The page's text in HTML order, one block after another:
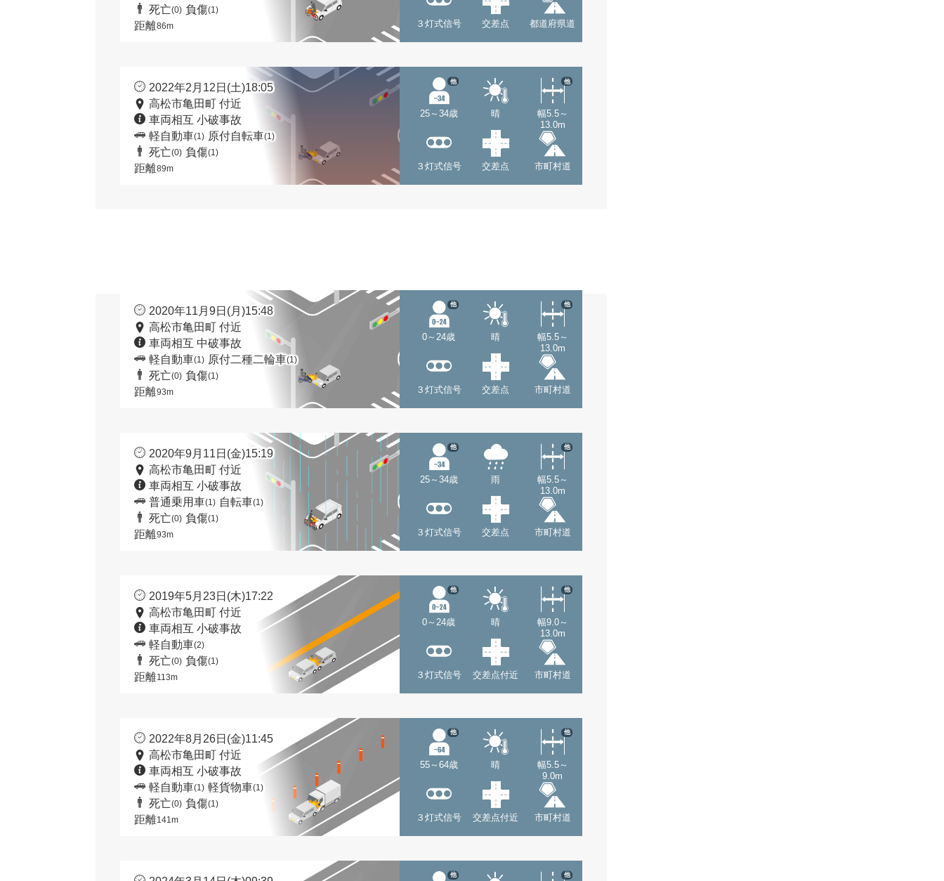
死亡(0) 負傷(1)
距離86m ３灯式信号 交差点 都道府県道
2022年2月12日(土)18:05
高松市亀田町 付近
車両相互 小破事故
軽自動車(1) 原付自転車(1)
死亡(0) 負傷(1)
距離89m
25～34歳
他
晴
幅5.5～
13.0m
他
３灯式信号 交差点 市町村道
2020年11月9日(月)15:48
高松市亀田町 付近
車両相互 中破事故
軽自動車(1) 原付二種二輪車(1)
死亡(0) 負傷(1)
距離93m
0～24歳
他
晴
幅5.5～
13.0m
他
３灯式信号 交差点 市町村道
2020年9月11日(金)15:19
高松市亀田町 付近
車両相互 小破事故
普通乗用車(1) 自転車(1)
死亡(0) 負傷(1)
距離93m
25～34歳
他
雨
幅5.5～
13.0m
他
３灯式信号 交差点 市町村道
2019年5月23日(木)17:22
高松市亀田町 付近
車両相互 小破事故
軽自動車(2)
死亡(0) 負傷(1)
距離113m
0～24歳
他
晴
幅9.0～
13.0m
他
３灯式信号 交差点付近 市町村道
2022年8月26日(金)11:45
高松市亀田町 付近
車両相互 小破事故
軽自動車(1) 軽貨物車(1)
死亡(0) 負傷(1)
距離141m
55～64歳
他
晴
幅5.5～
9.0m
他
３灯式信号 交差点付近 市町村道
他 他